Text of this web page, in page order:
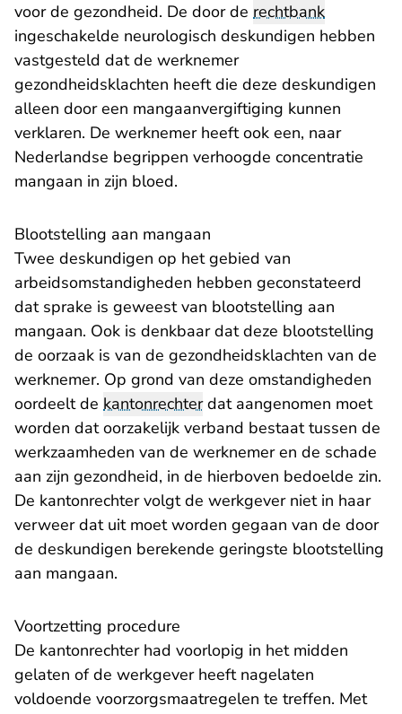
voor de gezondheid. De door de rechtbank
ingeschakelde neurologisch deskundigen hebben
vastgesteld dat de werknemer
gezondheidsklachten heeft die deze deskundigen
alleen door een mangaanvergiftiging kunnen
verklaren. De werknemer heeft ook een, naar
Nederlandse begrippen verhoogde concentratie
mangaan in zijn bloed.
Blootstelling aan mangaan
Twee deskundigen op het gebied van
arbeidsomstandigheden hebben geconstateerd
dat sprake is geweest van blootstelling aan
mangaan. Ook is denkbaar dat deze blootstelling
de oorzaak is van de gezondheidsklachten van de
werknemer. Op grond van deze omstandigheden
oordeelt de kantonrechterdat aangenomen moet
worden dat oorzakelijk verband bestaat tussen de
werkzaamheden van de werknemer en de schade
aan zijn gezondheid, in de hierboven bedoelde zin.
De kantonrechter volgt de werkgever niet in haar
verweer dat uit moet worden gegaan van de door
de deskundigen berekende geringste blootstelling
aan mangaan.
Voortzetting procedure
De kantonrechter had voorlopig in het midden
gelaten of de werkgever heeft nagelaten
voldoende voorzorgsmaatregelen te treffen. Met